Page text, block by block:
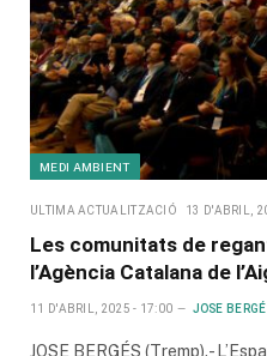
MEDI AMBIENT
ULTIMA ACTUALITZACIÓ 13 D'ABRIL,
Les comunitats de
l’Agència Catalana de
11 D'ABRIL, 2025 - 17:00 JOSE
JOSE BERGÉS (Tremp).-